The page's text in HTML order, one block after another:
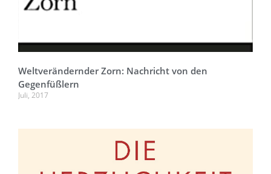
Weltverändernder Zorn: Nachricht von den
Gegenfüßlern
Juli, 2017